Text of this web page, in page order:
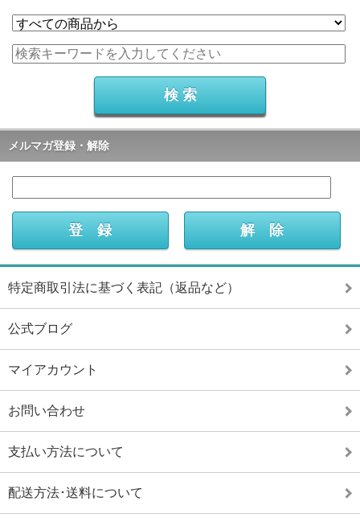
メルマガ登録・解除
特定商取引法に基づく表記（返品など）
公式ブログ
マイアカウント
お問い合わせ
支払い方法について
配送方法･送料について